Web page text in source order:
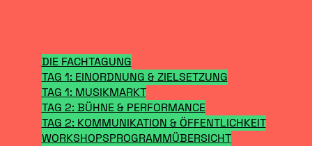
DIE FACHTAGUNG
TAG 1: EINORDNUNG & ZIELSETZUNG
TAG 1: MUSIKMARKT
TAG 2: BÜHNE & PERFORMANCE
TAG 2: KOMMUNIKATION & ÖFFENTLICHKEIT
WORKSHOPSPROGRAMMÜBERSICHT